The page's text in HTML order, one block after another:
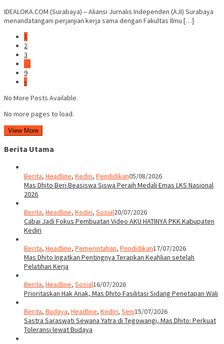
IDEALOKA.COM (Surabaya) – Aliansi Jurnalis Independen (AJI) Surabaya
menandatangani perjanjian kerja sama dengan Fakultas Ilmu […]
1
2
3
…
9
»
No More Posts Available.
No more pages to load.
View More
Berita Utama
Berita, Headline, Kediri, Pendidikan05/08/2026
Mas Dhito Beri Beasiswa Siswa Peraih Medali Emas LKS Nasional
2026
Berita, Headline, Kediri, Sosial20/07/2026
Cabai Jadi Fokus Pembuatan Video AKU HATINYA PKK Kabupaten
Kediri
Berita, Headline, Pemerintahan, Pendidikan17/07/2026
Mas Dhito Ingatkan Pentingnya Terapkan Keahlian setelah
Pelatihan Kerja
Berita, Headline, Sosial16/07/2026
Prioritaskan Hak Anak, Mas Dhito Fasilitasi Sidang Penetapan Wali
Berita, Budaya, Headline, Kediri, Seni15/07/2026
Sastra Saraswati Sewana Yatra di Tegowangi, Mas Dhito: Perkuat
Toleransi lewat Budaya